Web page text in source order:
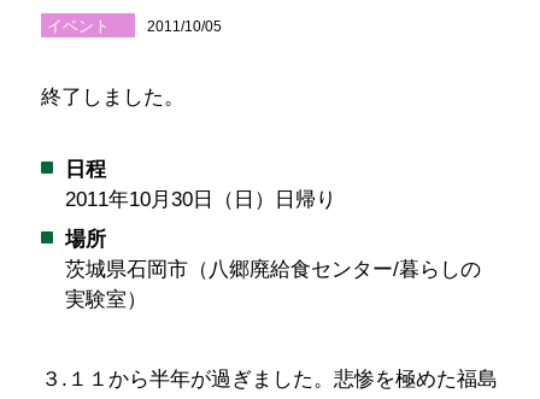
イベント 2011/10/05
終了しました。
日程
2011年10月30日（日）日帰り
場所
茨城県石岡市（八郷廃給食センター/暮らしの
実験室）
３.１１から半年が過ぎました。悲惨を極めた福島